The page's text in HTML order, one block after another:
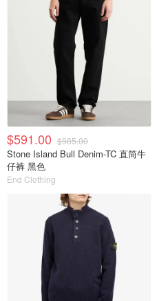
$591.00 $985.00
Stone Island Bull Denim-TC 直筒牛
仔裤 黑色
End Clothing